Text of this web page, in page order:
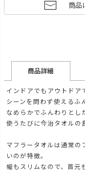
商品
商品詳細
インドアでもアウトドア
シーンを問わず使えるふ
なめらかでふんわりとし
使うたびに今治タオルの
マフラータオルは通常の
いのが特徴。
幅もスリムなので、首元